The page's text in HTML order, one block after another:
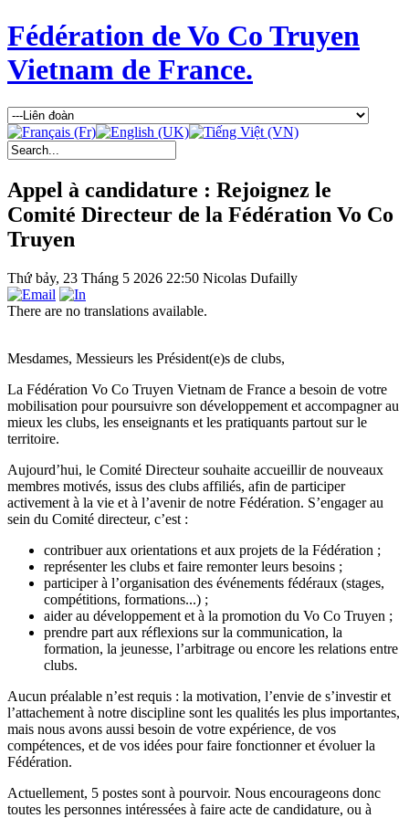
Fédération de Vo Co Truyen
Vietnam de France.
Appel à candidature : Rejoignez le
Comité Directeur de la Fédération Vo Co
Truyen
Thứ bảy, 23 Tháng 5 2026 22:50 Nicolas Dufailly
There are no translations available.
Mesdames, Messieurs les Président(e)s de clubs,
La Fédération Vo Co Truyen Vietnam de France a besoin de votre
mobilisation pour poursuivre son développement et accompagner au
mieux les clubs, les enseignants et les pratiquants partout sur le
territoire.
Aujourd’hui, le Comité Directeur souhaite accueillir de nouveaux
membres motivés, issus des clubs affiliés, afin de participer
activement à la vie et à l’avenir de notre Fédération. S’engager au
sein du Comité directeur, c’est :
contribuer aux orientations et aux projets de la Fédération ;
représenter les clubs et faire remonter leurs besoins ;
participer à l’organisation des événements fédéraux (stages,
compétitions, formations...) ;
aider au développement et à la promotion du Vo Co Truyen ;
prendre part aux réflexions sur la communication, la
formation, la jeunesse, l’arbitrage ou encore les relations entre
clubs.
Aucun préalable n’est requis : la motivation, l’envie de s’investir et
l’attachement à notre discipline sont les qualités les plus importantes,
mais nous avons aussi besoin de votre expérience, de vos
compétences, et de vos idées pour faire fonctionner et évoluer la
Fédération.
Actuellement, 5 postes sont à pourvoir. Nous encourageons donc
toutes les personnes intéressées à faire acte de candidature, ou à